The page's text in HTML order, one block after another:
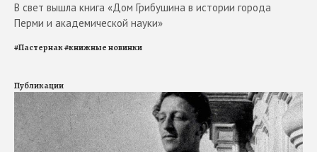
В свет вышла книга «Дом Грибушина в истории города
Перми и академической науки»
#Пастернак#книжные новинки
Публикации